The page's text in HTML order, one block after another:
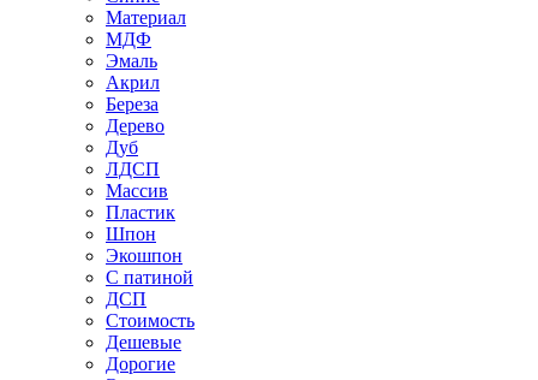
Материал
МДФ
Эмаль
Акрил
Береза
Дерево
Дуб
ЛДСП
Массив
Пластик
Шпон
Экошпон
С патиной
ДСП
Стоимость
Дешевые
Дорогие